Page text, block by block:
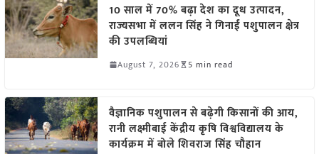
10 साल में 70% बढ़ा देश का दूध उत्पादन,
राज्यसभा में ललन सिंह ने गिनाईं पशुपालन क्षेत्र
की उपलब्धियां
August 7, 2026 5 min read
वैज्ञानिक पशुपालन से बढ़ेगी किसानों की आय,
रानी लक्ष्मीबाई केंद्रीय कृषि विश्वविद्यालय के
कार्यक्रम में बोले शिवराज सिंह चौहान